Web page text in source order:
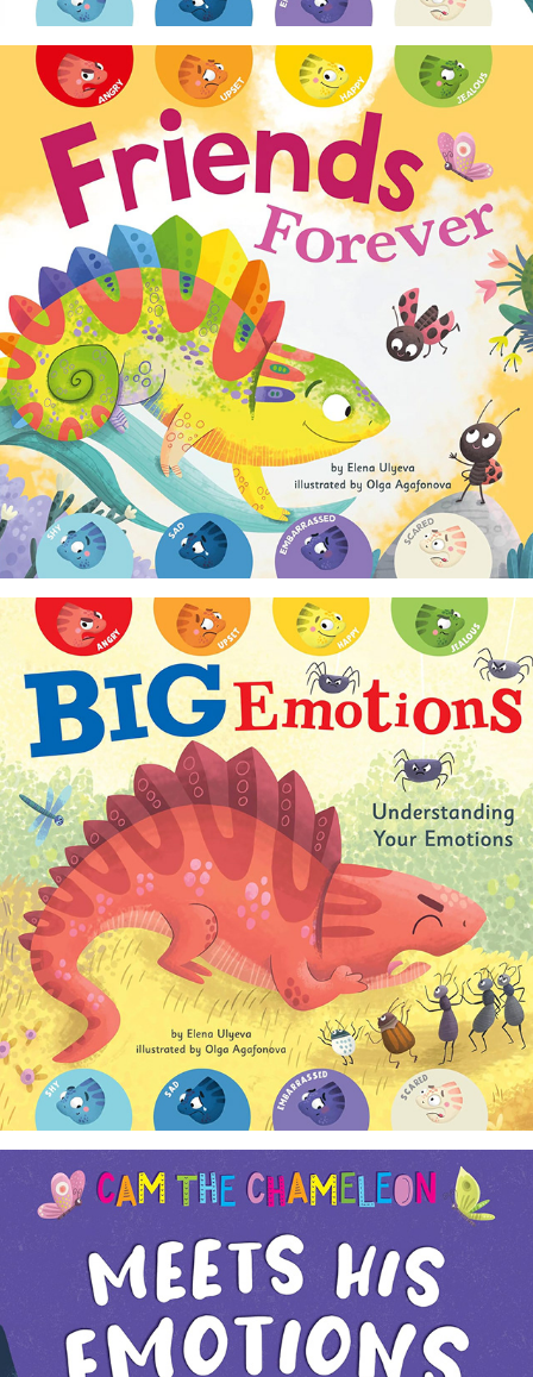
Friends Forever
Big Emotions